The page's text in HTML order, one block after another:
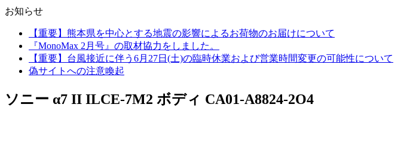
お知らせ
【重要】熊本県を中心とする地震の影響によるお荷物のお届けについて
『MonoMax 2月号』の取材協力をしました。
【重要】台風接近に伴う6月27日(土)の臨時休業および営業時間変更の可能性について
偽サイトへの注意喚起
ソニー α7 II ILCE-7M2 ボディ CA01-A8824-2O4